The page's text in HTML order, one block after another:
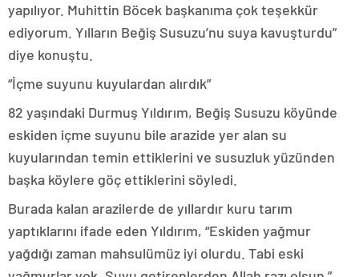
yapılıyor. Muhittin Böcek başkanıma çok teşekkür
ediyorum. Yılların Beğiş Susuzu’nu suya kavuşturdu”
diye konuştu.
“İçme suyunu kuyulardan alırdık”
82 yaşındaki Durmuş Yıldırım, Beğiş Susuzu köyünde
eskiden içme suyunu bile arazide yer alan su
kuyularından temin ettiklerini ve susuzluk yüzünden
başka köylere göç ettiklerini söyledi.
Burada kalan arazilerde de yıllardır kuru tarım
yaptıklarını ifade eden Yıldırım, “Eskiden yağmur
yağdığı zaman mahsulümüz iyi olurdu. Tabi eski